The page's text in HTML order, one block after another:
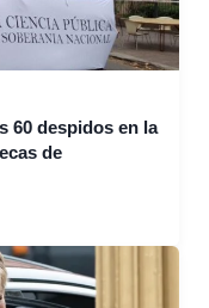
60 despidos en la
de